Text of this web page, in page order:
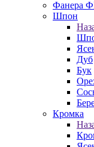
Фанера
Шпон
Дуб
Бук
Кромка